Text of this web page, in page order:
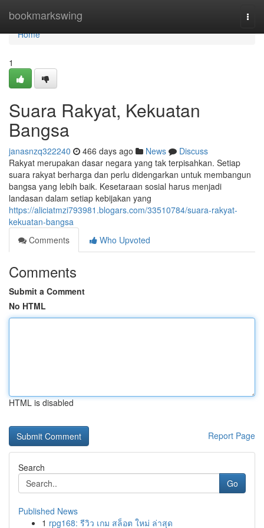
bookmarkswing
Home
Home
1
Suara Rakyat, Kekuatan
Bangsa
janasnzq322240 466 days ago News
Discuss
Rakyat merupakan dasar negara yang tak terpisahkan. Setiap
suara rakyat berharga dan perlu didengarkan untuk membangun
bangsa yang lebih baik. Kesetaraan sosial harus menjadi
landasan dalam setiap kebijakan yang
https://aliciatmzi793981.blogars.com/33510784/suara-rakyat-
kekuatan-bangsa
Comments
Who Upvoted
Comments
Submit a Comment
No HTML
HTML is disabled
Report Page
Search
Go
Published News
1 rpg168: รีวิว เกม สล็อต ใหม่ ล่าสุด